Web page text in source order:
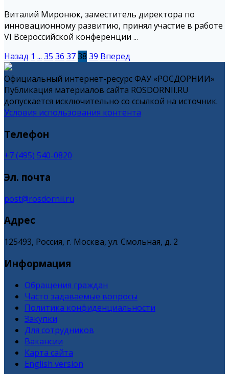
Виталий Миронюк, заместитель директора по
инновационному развитию, принял участие в работе
VI Всероссийской конференции ...
Назад 1 ... 35 36 3738 39 Вперед
Официальный интернет-ресурс ФАУ «РОСДОРНИИ»
Публикация материалов сайта ROSDORNII.RU
допускается исключительно со ссылкой на источник.
Условия использования контента
Телефон
+7 (495) 540-0820
Эл. почта
post@rosdornii.ru
Адрес
125493, Россия, г. Москва, ул. Смольная, д. 2
Информация
Обращения граждан
Часто задаваемые вопросы
Политика конфиденциальности
Закупки
Для сотрудников
Вакансии
Карта сайта
English version